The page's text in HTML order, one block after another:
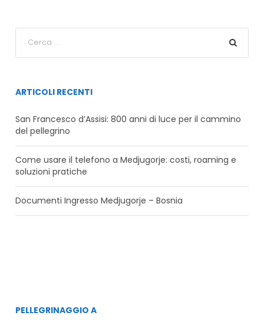
ARTICOLI RECENTI
San Francesco d’Assisi: 800 anni di luce per il cammino
del pellegrino
Come usare il telefono a Medjugorje: costi, roaming e
soluzioni pratiche
Documenti Ingresso Medjugorje – Bosnia
PELLEGRINAGGIO A